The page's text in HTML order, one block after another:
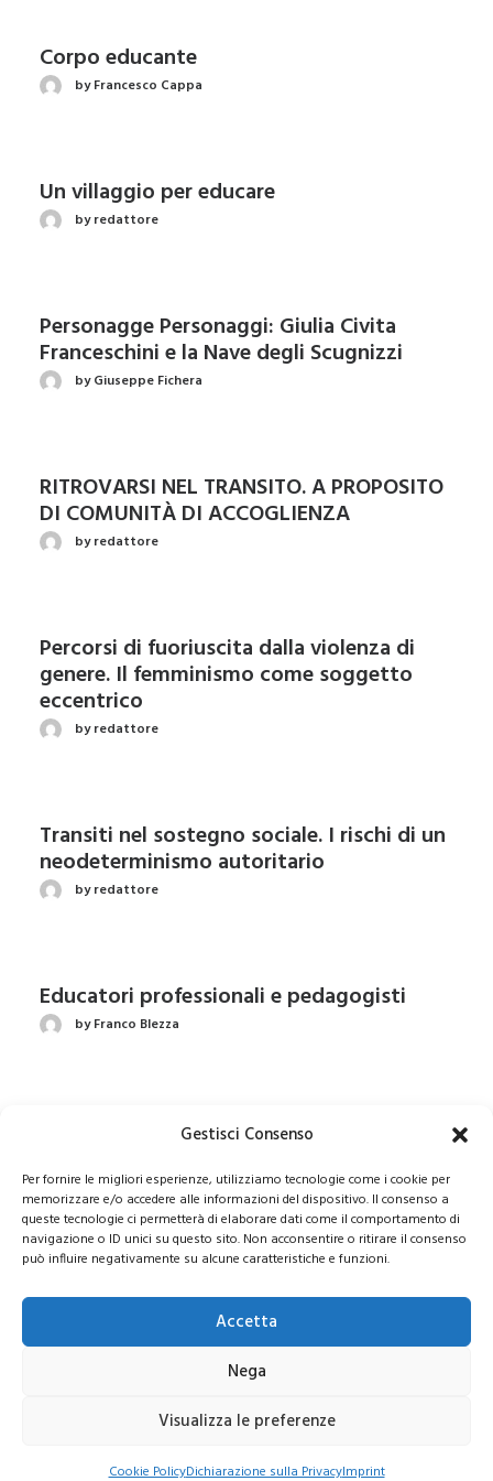
Gestisci Consenso
Per fornire le migliori esperienze, utilizziamo tecnologie come i cookie per
memorizzare e/o accedere alle informazioni del dispositivo. Il consenso a
queste tecnologie ci permetterà di elaborare dati come il comportamento di
navigazione o ID unici su questo sito. Non acconsentire o ritirare il consenso
può influire negativamente su alcune caratteristiche e funzioni.
Accetta
Nega
Visualizza le preferenze
Cookie PolicyDichiarazione sulla PrivacyImprint
Corpo educante
by Francesco Cappa
Un villaggio per educare
by redattore
Personagge Personaggi: Giulia Civita
Franceschini e la Nave degli Scugnizzi
by Giuseppe Fichera
RITROVARSI NEL TRANSITO. A PROPOSITO
DI COMUNITÀ DI ACCOGLIENZA
by redattore
Percorsi di fuoriuscita dalla violenza di
genere. Il femminismo come soggetto
eccentrico
by redattore
Transiti nel sostegno sociale. I rischi di un
neodeterminismo autoritario
by redattore
Educatori professionali e pedagogisti
by Franco Blezza
Sviluppo e linguaggio nella crescita del
by redattore
Ma ancora con il corpo sbagliato?
Il corpo e l’identità di genere